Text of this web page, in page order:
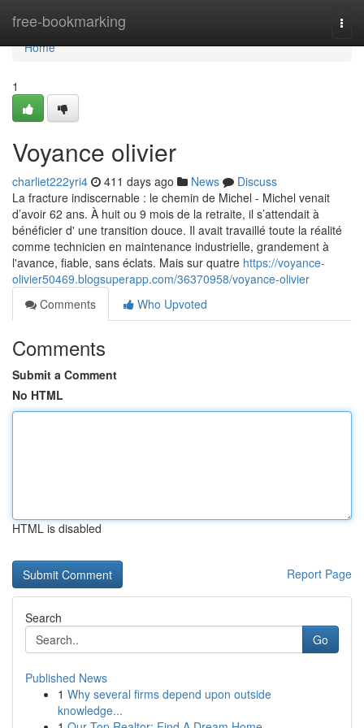
free-bookmarking
Home
Home
1
Voyance olivier
charliet222yri4 411 days ago News
Discuss
La fracture indiscernable : le chemin de Michel - Michel venait
d’avoir 62 ans. À huit ou 9 mois de la retraite, il s’attendait à
bénéficier d' une transition douce. Il avait travaillé toute la réalité
comme technicien en maintenance industrielle, grandement à
l'avance, fiable, sans éclats. Mais sur quatre https://voyance-
olivier50469.blogsuperapp.com/36370958/voyance-olivier
Comments
Who Upvoted
Comments
Submit a Comment
No HTML
HTML is disabled
Report Page
Search
Go
Published News
1 Why several firms depend upon outside
knowledge...